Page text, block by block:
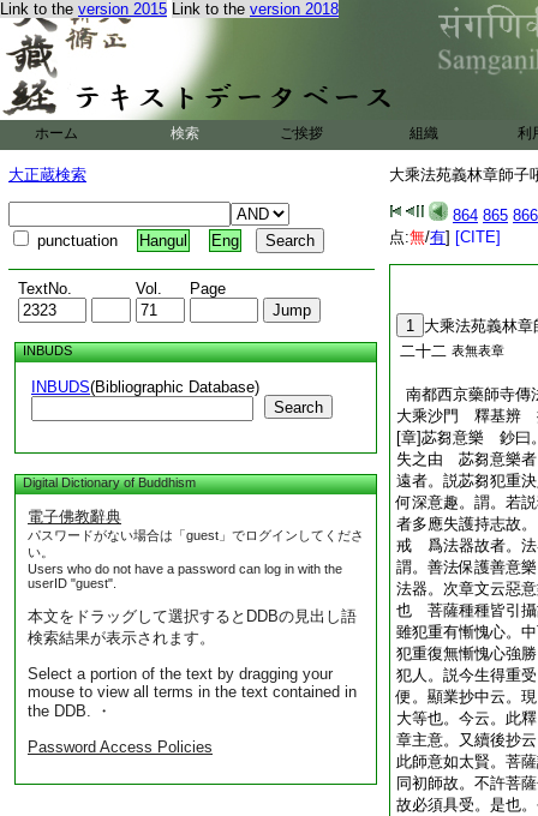
Link to the version 2015 Link to the version 2018
ホーム 検索 ご挨拶 組織 利
大正蔵検索
punctuation Hangul Eng
TextNo. Vol. Page
INBUDS
INBUDS(Bibliographic Database)
Search
Digital Dictionary of Buddhism
電子佛教辭典
パスワードがない場合は「guest」でログインしてくださ
い。
Users who do not have a password can log in with the
userID "guest".
本文をドラッグして選択するとDDBの見出し語
検索結果が表示されます。
Select a portion of the text by dragging your
mouse to view all terms in the text contained in
the DDB. ・
Password Access Policies
大乘法苑義林章師子
864 865 866
点:無/有] [CITE]
1 大乘法苑義林
二十二 表無表章
南都西京藥師寺傳
大乘沙門 釋基辨
[章]苾芻意樂 鈔曰
失之由 苾芻意樂
遠者。説苾芻犯重
何深意趣。謂。若
者多應失護持志故
戒 爲法器故者。法
謂。善法保護善意
法器。次章文云惡
也 菩薩種種皆引攝
雖犯重有慚愧心。
犯重復無慚愧心強
犯人。説今生得重
便。顯業抄中云。
大等也。今云。此
章主意。又續後抄
此師意如太賢。菩
同初師故。不許菩
故必須具受。是也